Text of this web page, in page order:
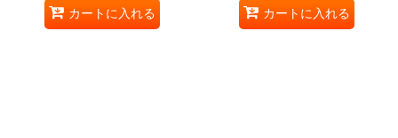
カートに入れる カートに入れる